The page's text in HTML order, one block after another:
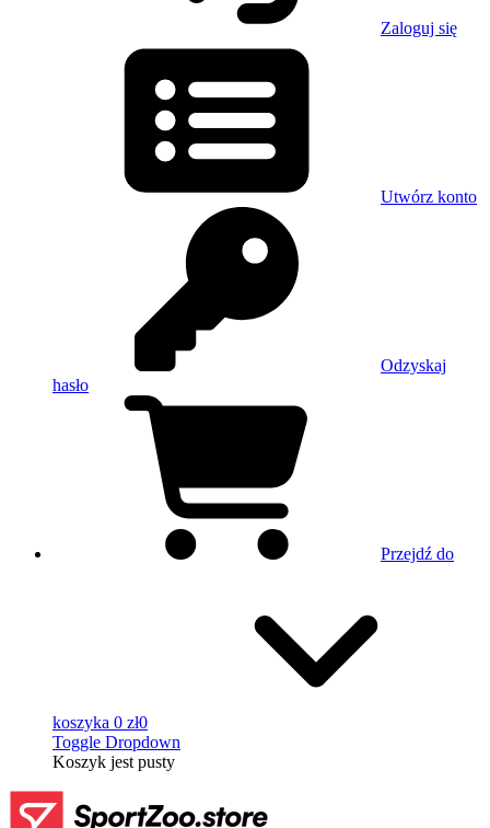
Zaloguj się
Utwórz konto
Odzyskaj
hasło
Przejdź do
koszyka 0 zł0
Toggle Dropdown
Koszyk jest pusty